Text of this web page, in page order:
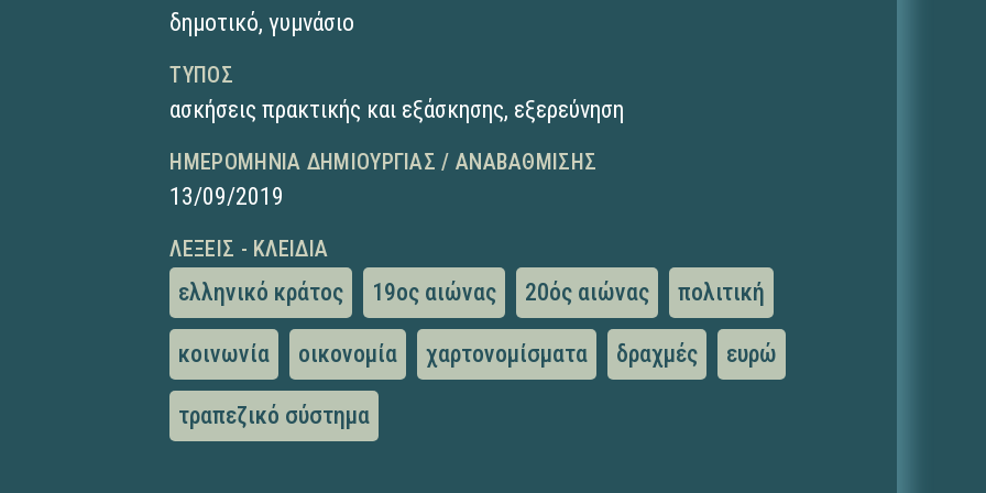
δημοτικό,γυμνάσιο
ΤΎΠΟΣ
ασκήσεις πρακτικής και εξάσκησης, εξερεύνηση
ΗΜΕΡΟΜΗΝΊΑ ΔΗΜΙΟΥΡΓΊΑΣ / ΑΝΑΒΆΘΜΙΣΗΣ
13/09/2019
ΛΈΞΕΙΣ - ΚΛΕΙΔΙΆ
ελληνικό κράτος 19ος αιώνας 20ός αιώνας πολιτική
κοινωνία οικονομία χαρτονομίσματα δραχμές ευρώ
τραπεζικό σύστημα